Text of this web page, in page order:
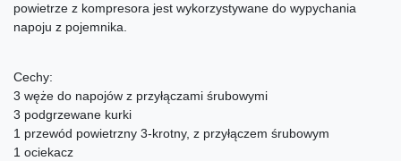
powietrze z kompresora jest wykorzystywane do wypychania
napoju z pojemnika.
Cechy:
3 węże do napojów z przyłączami śrubowymi
3 podgrzewane kurki
1 przewód powietrzny 3-krotny, z przyłączem śrubowym
1 ociekacz